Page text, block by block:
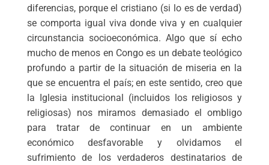
diferencias, porque el cristiano (si lo es de verdad)
se comporta igual viva donde viva y en cualquier
circunstancia socioeconómica. Algo que sí echo
mucho de menos en Congo es un debate teológico
profundo a partir de la situación de miseria en la
que se encuentra el país; en este sentido, creo que
la Iglesia institucional (incluidos los religiosos y
religiosas) nos miramos demasiado el ombligo
para tratar de continuar en un ambiente
económico desfavorable y olvidamos el
sufrimiento de los verdaderos destinatarios de